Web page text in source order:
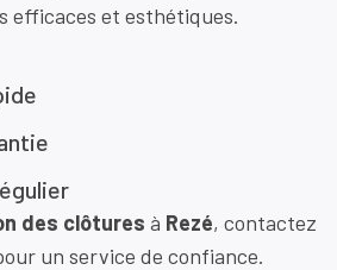
efficaces et esthétiques.
des clôtures à Rezé, contactez
un service de confiance.